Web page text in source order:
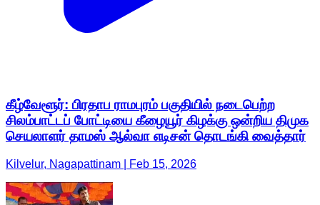
கீழ்வேளூர்: பிரதாப ராமபுரம் பகுதியில் நடைபெற்ற
சிலம்பாட்டப் போட்டியை கீழையூர் கிழக்கு ஒன்றிய திமுக
செயலாளர் தாமஸ் ஆல்வா எடிசன் தொடங்கி வைத்தார்
Kilvelur, Nagapattinam | Feb 15, 2026